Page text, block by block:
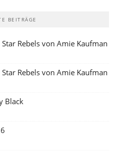
BEITRÄGE
Rebels von Amie Kaufman
Rebels von Amie Kaufman
Black